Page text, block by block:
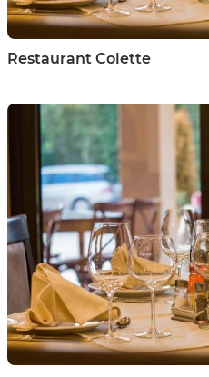
Restaurant Colette